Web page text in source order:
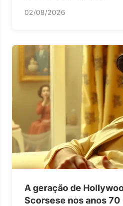
02/08/2026
A geração de
Scorsese nos anos 70